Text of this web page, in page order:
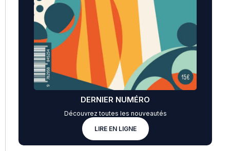
DERNIER NUMÉRO
Découvrez toutes les nouveautés
LIRE EN LIGNE